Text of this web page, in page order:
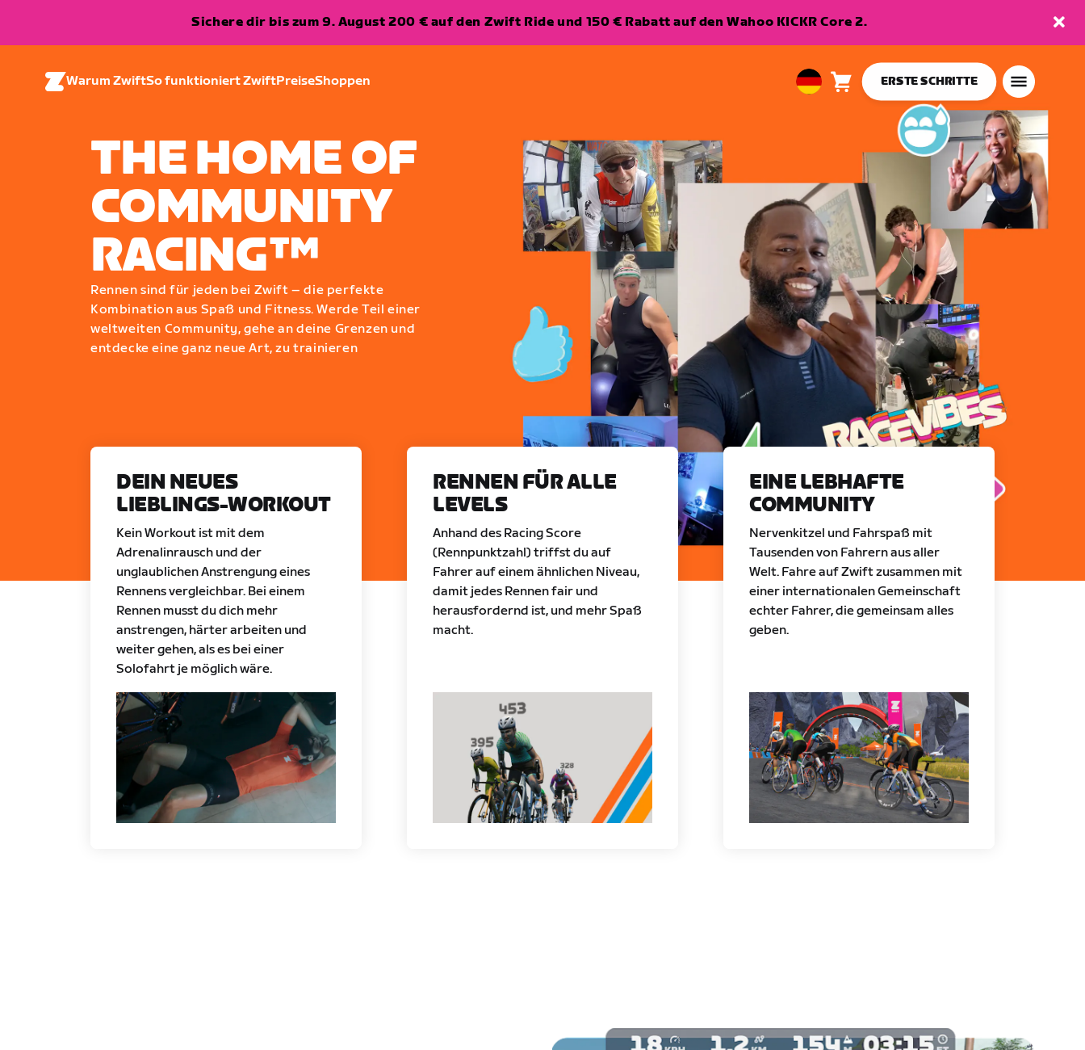
Sichere dir bis zum 9. August 200 € auf den Zwift Ride und 150 € Rabatt auf den Wahoo KICKR Core 2.
Warum ZwiftSo funktioniert ZwiftPreiseShoppen
EuropeanWarenkorb0
ERSTE SCHRITTE
THE HOME OF
COMMUNITY
RACING™
Rennen sind für jeden bei Zwift – die perfekte
Kombination aus Spaß und Fitness. Werde Teil einer
weltweiten Community, gehe an deine Grenzen und
entdecke eine ganz neue Art, zu trainieren
DEIN NEUES
LIEBLINGS-WORKOUT
Kein Workout ist mit dem
Adrenalinrausch und der
unglaublichen Anstrengung eines
Rennens vergleichbar. Bei einem
Rennen musst du dich mehr
anstrengen, härter arbeiten und
weiter gehen, als es bei einer
Solofahrt je möglich wäre.
RENNEN FÜR ALLE
LEVELS
Anhand des Racing Score
(Rennpunktzahl) triffst du auf
Fahrer auf einem ähnlichen Niveau,
damit jedes Rennen fair und
herausfordernd ist, und mehr Spaß
macht.
EINE LEBHAFTE
COMMUNITY
Nervenkitzel und Fahrspaß mit
Tausenden von Fahrern aus aller
Welt. Fahre auf Zwift zusammen mit
einer internationalen Gemeinschaft
echter Fahrer, die gemeinsam alles
geben.